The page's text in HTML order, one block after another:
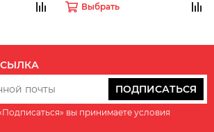
Выбрать
ПОДПИСАТЬСЯ
вы принимаете условия